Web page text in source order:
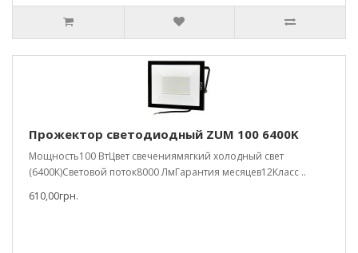
Прожектор светодиодный ZUM 100 6400K
Мощность100 ВтЦвет свечениямягкий холодный свет
(6400К)Световой поток8000 ЛмГарантия месяцев12Класс ..
610,00грн.